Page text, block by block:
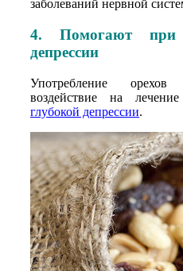
заболеваний нервной
4. Помогают при
депрессии
Употребление орехов
воздействие на
глубокой депрессии.